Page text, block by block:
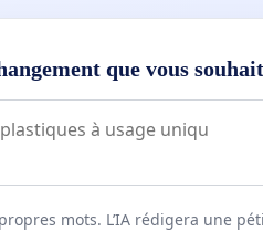
que vous
mots. L’IA rédigera une